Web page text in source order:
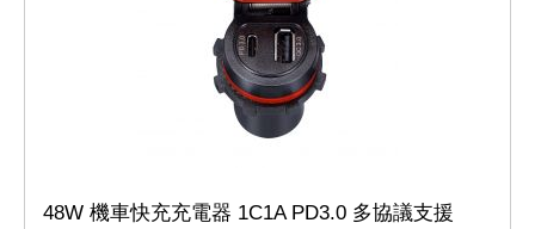
48W 機車快充充電器 1C1A PD3.0 多協議支援